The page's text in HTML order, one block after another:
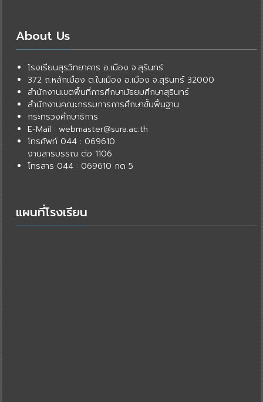
About Us
โรงเรียนสุรวิทยาคาร อ.เมือง จ.สุรินทร์
372 ถ.หลักเมือง ต.ในเมือง อ.เมือง จ.สุรินทร์ 32000
สำนักงานเขตพื้นที่การศึกษามัธยมศึกษาสุรินทร์
สำนักงานคณะกรรมการการศึกษาขั้นพื้นฐาน
กระทรวงศึกษาธิการ
E-Mail : webmaster@sura.ac.th
โทรศัพท์ 044 : 069610
งานสารบรรณ ต่อ 1106
โทรสาร 044 : 069610 กด 5
แผนที่โรงเรียน